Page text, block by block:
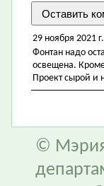
29 ноября 2021
Фонтан надо
освещена. Кроме
Проект сырой и
© Мэрия